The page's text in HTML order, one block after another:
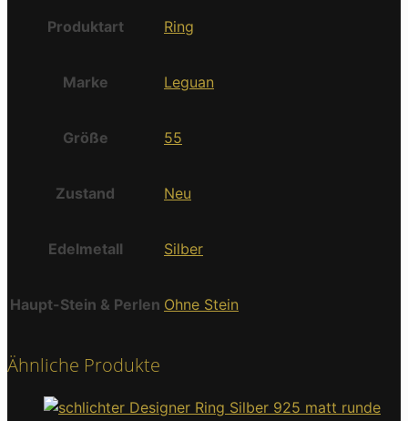
Produktart Ring
Marke Leguan
Größe 55
Zustand Neu
Edelmetall Silber
Haupt-Stein & Perlen Ohne Stein
Ähnliche Produkte